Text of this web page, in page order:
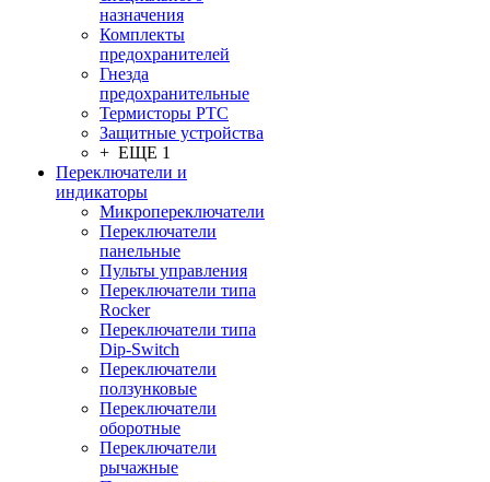
назначения
Комплекты
предохранителей
Гнезда
предохранительные
Термисторы PTC
Защитные устройства
+ ЕЩЕ 1
Переключатели и
индикаторы
Микропереключатели
Переключатели
панельные
Пульты управления
Переключатели типа
Rocker
Переключатели типа
Dip-Switch
Переключатели
ползунковые
Переключатели
оборотные
Переключатели
рычажные